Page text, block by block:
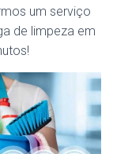
um serviço
de limpeza em